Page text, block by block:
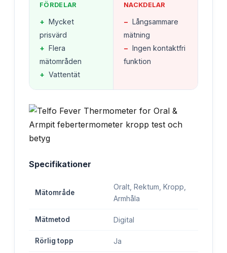
FÖRDELAR
+ Mycket
prisvärd
+ Flera
mätområden
+ Vattentät
NACKDELAR
− Långsammare
mätning
− Ingen kontaktfri
funktion
Specifikationer
Mätområde
Oralt, Rektum, Kropp,
Armhåla
Mätmetod Digital
Rörlig topp Ja